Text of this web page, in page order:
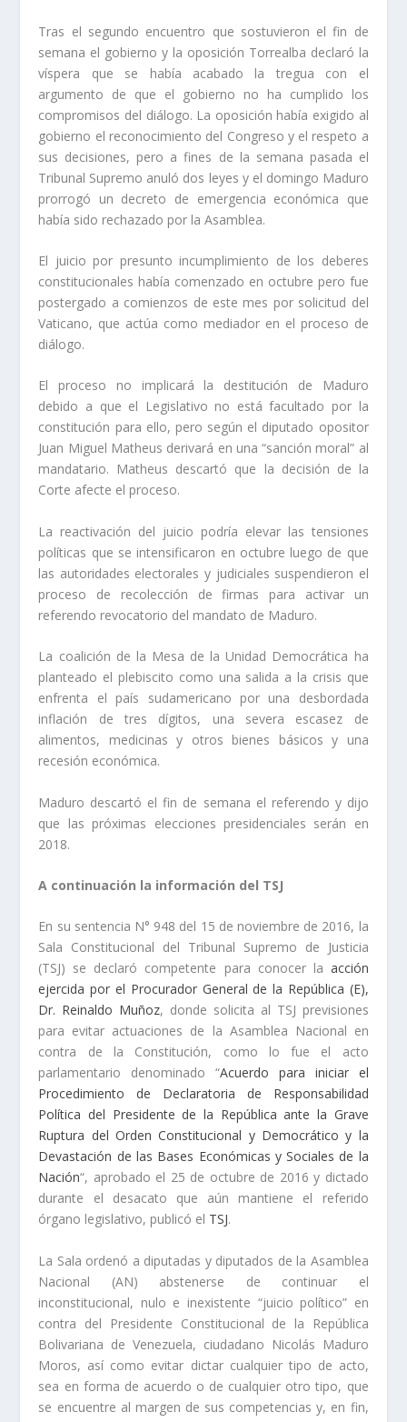
Tras el segundo encuentro que sostuvieron el fin de
semana el gobierno y la oposición Torrealba declaró la
víspera que se había acabado la tregua con el
argumento de que el gobierno no ha cumplido los
compromisos del diálogo. La oposición había exigido al
gobierno el reconocimiento del Congreso y el respeto a
sus decisiones, pero a fines de la semana pasada el
Tribunal Supremo anuló dos leyes y el domingo Maduro
prorrogó un decreto de emergencia económica que
había sido rechazado por la Asamblea.
El juicio por presunto incumplimiento de los deberes
constitucionales había comenzado en octubre pero fue
postergado a comienzos de este mes por solicitud del
Vaticano, que actúa como mediador en el proceso de
diálogo.
El proceso no implicará la destitución de Maduro
debido a que el Legislativo no está facultado por la
constitución para ello, pero según el diputado opositor
Juan Miguel Matheus derivará en una “sanción moral” al
mandatario. Matheus descartó que la decisión de la
Corte afecte el proceso.
La reactivación del juicio podría elevar las tensiones
políticas que se intensificaron en octubre luego de que
las autoridades electorales y judiciales suspendieron el
proceso de recolección de firmas para activar un
referendo revocatorio del mandato de Maduro.
La coalición de la Mesa de la Unidad Democrática ha
planteado el plebiscito como una salida a la crisis que
enfrenta el país sudamericano por una desbordada
inflación de tres dígitos, una severa escasez de
alimentos, medicinas y otros bienes básicos y una
recesión económica.
Maduro descartó el fin de semana el referendo y dijo
que las próximas elecciones presidenciales serán en
2018.
A continuación la información del TSJ
En su sentencia N° 948 del 15 de noviembre de 2016, la
Sala Constitucional del Tribunal Supremo de Justicia
(TSJ) se declaró competente para conocer la acción
ejercida por el Procurador General de la República (E),
Dr. Reinaldo Muñoz, donde solicita al TSJ previsiones
para evitar actuaciones de la Asamblea Nacional en
contra de la Constitución, como lo fue el acto
parlamentario denominado “Acuerdo para iniciar el
Procedimiento de Declaratoria de Responsabilidad
Política del Presidente de la República ante la Grave
Ruptura del Orden Constitucional y Democrático y la
Devastación de las Bases Económicas y Sociales de la
Nación“, aprobado el 25 de octubre de 2016 y dictado
durante el desacato que aún mantiene el referido
órgano legislativo, publicó el TSJ.
La Sala ordenó a diputadas y diputados de la Asamblea
Nacional (AN) abstenerse de continuar el
inconstitucional, nulo e inexistente “juicio político” en
contra del Presidente Constitucional de la República
Bolivariana de Venezuela, ciudadano Nicolás Maduro
Moros, así como evitar dictar cualquier tipo de acto,
sea en forma de acuerdo o de cualquier otro tipo, que
se encuentre al margen de sus competencias y, en fin,